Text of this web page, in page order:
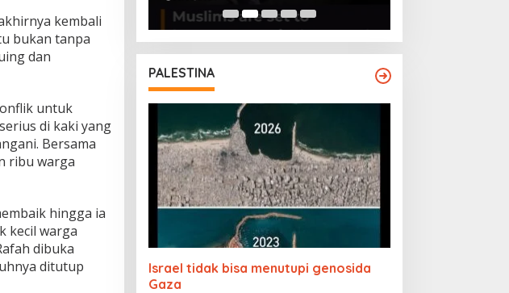
kembali
bukan tanpa
dan
untuk
di kaki yang
Bersama
ribu warga
hingga ia
kecil warga
dibuka
ditutup
PALESTINA
Israel tidak bisa menutupi genosida
Gaza